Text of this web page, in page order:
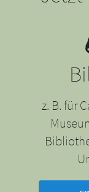
z. B. für